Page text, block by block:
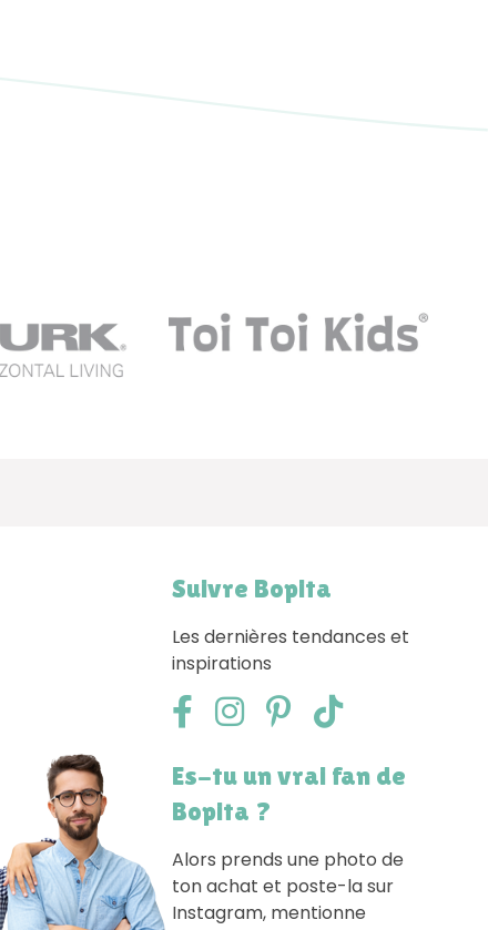
Suivre Bopita
Les dernières tendances et
inspirations
Es-tu un vrai fan de
Bopita ?
Alors prends une photo de
ton achat et poste-la sur
Instagram, mentionne